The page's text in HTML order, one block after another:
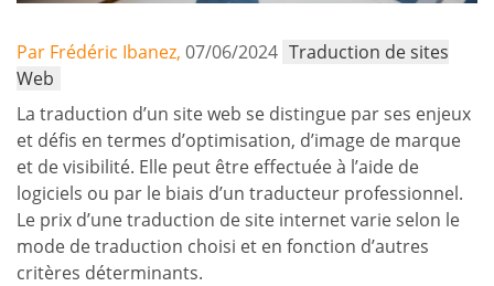
Par Frédéric Ibanez, 07/06/2024 Traduction de sites
Web
La traduction d’un site web se distingue par ses enjeux
et défis en termes d’optimisation, d’image de marque
et de visibilité. Elle peut être effectuée à l’aide de
logiciels ou par le biais d’un traducteur professionnel.
Le prix d’une traduction de site internet varie selon le
mode de traduction choisi et en fonction d’autres
critères déterminants.